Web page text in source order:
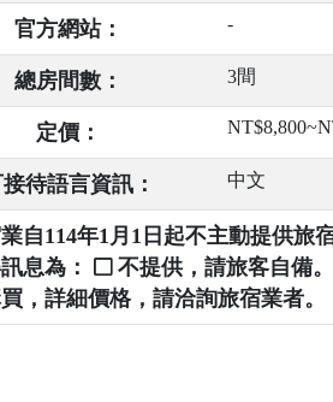
官方網站： -
總房間數： 3間
定價：
待語言資訊： 中文
自114年1月1日起不主動提供旅
息為：
不提供，請旅客自備
，詳細價格，請洽詢旅宿業者。